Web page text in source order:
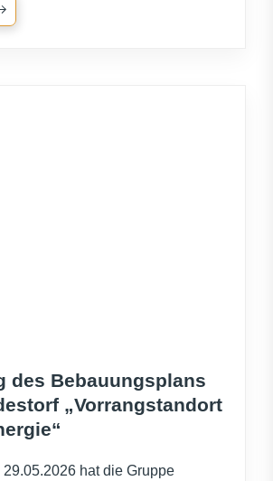
des Bebauungsplans
„Vorrangstandort
29.05.2026 hat die Gruppe